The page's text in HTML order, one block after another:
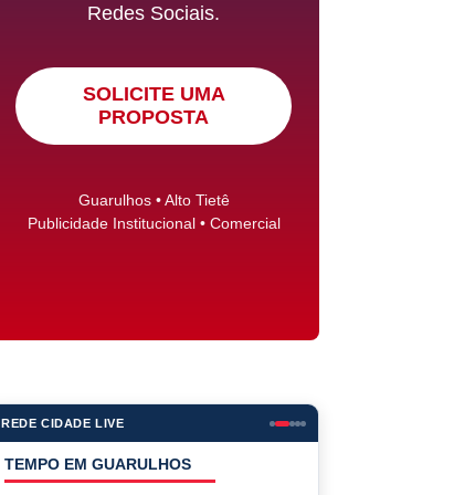
Redes Sociais.
SOLICITE UMA
PROPOSTA
Guarulhos • Alto Tietê
Publicidade Institucional • Comercial
REDE CIDADE LIVE
COTAÇÕES